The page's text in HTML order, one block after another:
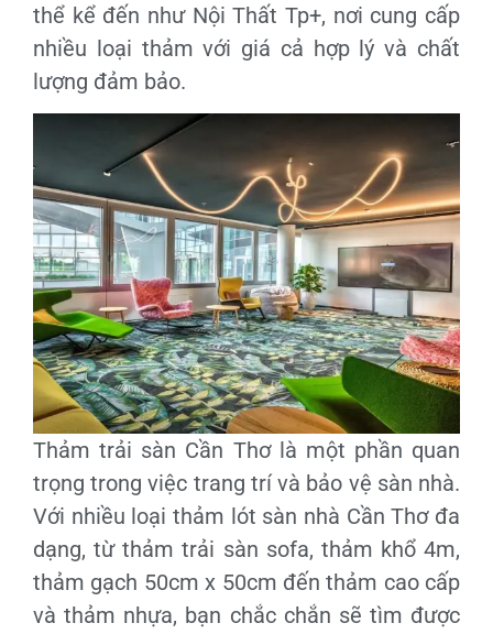
thể kể đến như Nội Thất Tp+, nơi cung cấp
nhiều loại thảm với giá cả hợp lý và chất
lượng đảm bảo.
Thảm trải sàn Cần Thơ là một phần quan
trọng trong việc trang trí và bảo vệ sàn nhà.
Với nhiều loại thảm lót sàn nhà Cần Thơ đa
dạng, từ thảm trải sàn sofa, thảm khổ 4m,
thảm gạch 50cm x 50cm đến thảm cao cấp
và thảm nhựa, bạn chắc chắn sẽ tìm được